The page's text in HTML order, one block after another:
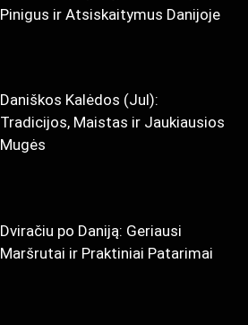
Pinigus ir Atsiskaitymus Danijoje
Daniškos Kalėdos (Jul):
Tradicijos, Maistas ir Jaukiausios
Mugės
Dviračiu po Daniją: Geriausi
Maršrutai ir Praktiniai Patarimai